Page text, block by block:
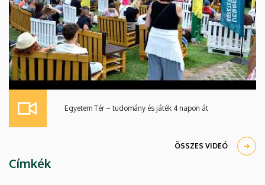
Egyetem Tér – tudomány és játék 4 napon át
ÖSSZES VIDEÓ
Címkék